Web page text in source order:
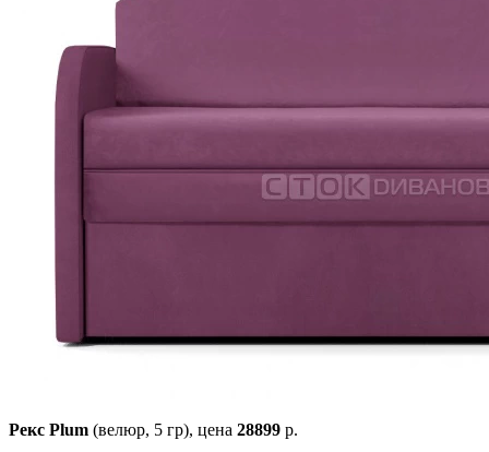
Рекс Plum (велюр, 5 гр), цена 28899 р.